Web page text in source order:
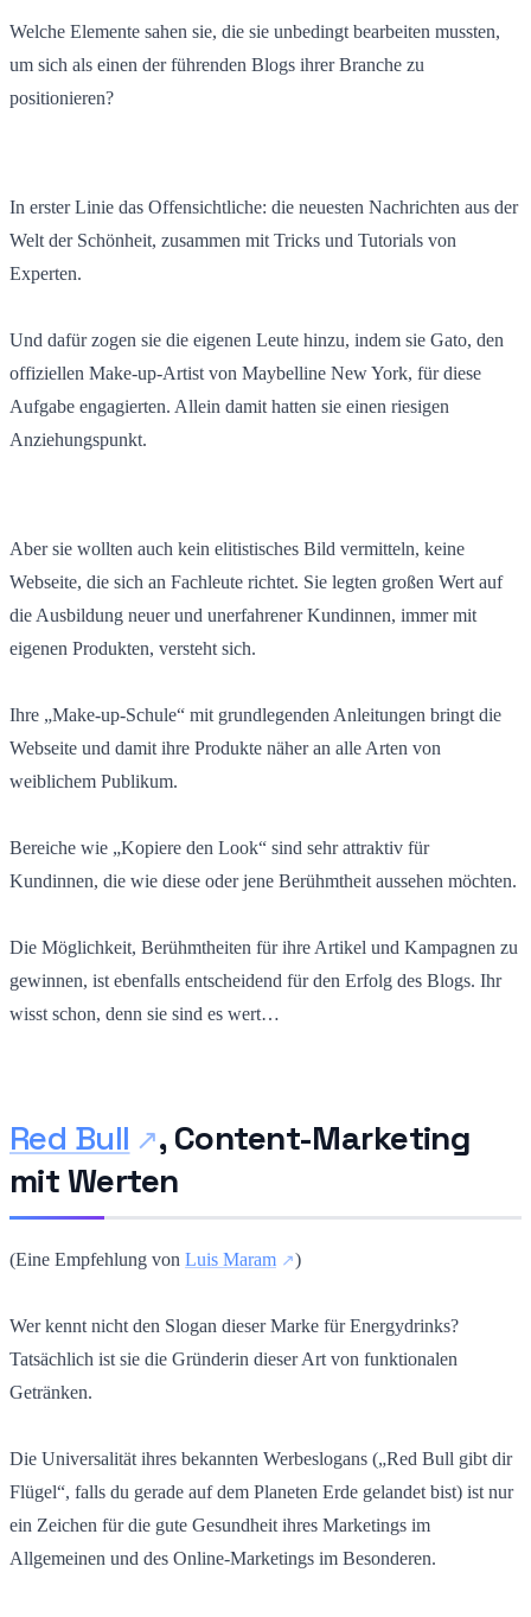
Welche Elemente sahen sie, die sie unbedingt bearbeiten mussten,
um sich als einen der führenden Blogs ihrer Branche zu
positionieren?
In erster Linie das Offensichtliche: die neuesten Nachrichten aus der
Welt der Schönheit, zusammen mit Tricks und Tutorials von
Experten.
Und dafür zogen sie die eigenen Leute hinzu, indem sie Gato, den
offiziellen Make-up-Artist von Maybelline New York, für diese
Aufgabe engagierten. Allein damit hatten sie einen riesigen
Anziehungspunkt.
Aber sie wollten auch kein elitistisches Bild vermitteln, keine
Webseite, die sich an Fachleute richtet. Sie legten großen Wert auf
die Ausbildung neuer und unerfahrener Kundinnen, immer mit
eigenen Produkten, versteht sich.
Ihre „Make-up-Schule“ mit grundlegenden Anleitungen bringt die
Webseite und damit ihre Produkte näher an alle Arten von
weiblichem Publikum.
Bereiche wie „Kopiere den Look“ sind sehr attraktiv für
Kundinnen, die wie diese oder jene Berühmtheit aussehen möchten.
Die Möglichkeit, Berühmtheiten für ihre Artikel und Kampagnen zu
gewinnen, ist ebenfalls entscheidend für den Erfolg des Blogs. Ihr
wisst schon, denn sie sind es wert…
Red Bull
, Content-Marketing
mit Werten
(Eine Empfehlung von Luis Maram )
Wer kennt nicht den Slogan dieser Marke für Energydrinks?
Tatsächlich ist sie die Gründerin dieser Art von funktionalen
Getränken.
Die Universalität ihres bekannten Werbeslogans („Red Bull gibt dir
Flügel“, falls du gerade auf dem Planeten Erde gelandet bist) ist nur
ein Zeichen für die gute Gesundheit ihres Marketings im
Allgemeinen und des Online-Marketings im Besonderen.